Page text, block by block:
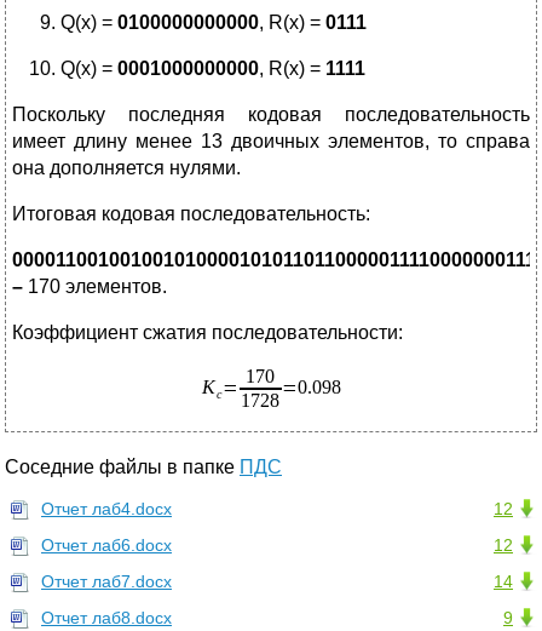
Q(x) = 0100000000000, R(x) = 0111
Q(x) = 0001000000000, R(x) = 1111
Поскольку последняя кодовая последовательность
имеет длину менее 13 двоичных элементов, то справа
она дополняется нулями.
Итоговая кодовая последовательность:
– 170 элементов.
Коэффициент сжатия последовательности:
Соседние файлы в папке ПДС
12
Отчет лаб4.docx
12
Отчет лаб6.docx
14
Отчет лаб7.docx
9
Отчет лаб8.docx